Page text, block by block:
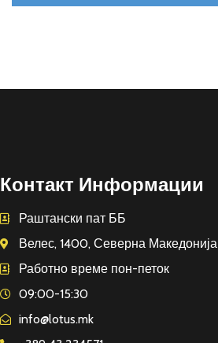
Контакт Информации
Раштански пат ББ
Велес, 1400, Северна Македонија
Работно време пон-петок
09:00-15:30
info@lotus.mk